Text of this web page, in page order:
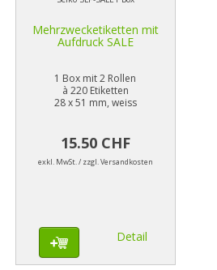
Mehrzwecketiketten mit
Aufdruck SALE
1 Box mit 2 Rollen
à 220 Etiketten
28 x 51 mm, weiss
15.50 CHF
exkl. MwSt. / zzgl. Versandkosten
Detail